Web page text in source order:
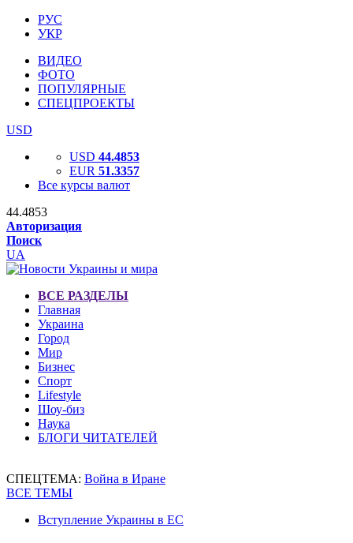
РУС
УКР
ВИДЕО
ФОТО
ПОПУЛЯРНЫЕ
СПЕЦПРОЕКТЫ
USD
USD 44.4853
EUR 51.3357
Все курсы валют
44.4853
Авторизация
Поиск
UA
ВСЕ РАЗДЕЛЫ
Главная
Украина
Город
Мир
Бизнес
Спорт
Lifestyle
Шоу-биз
Наука
БЛОГИ ЧИТАТЕЛЕЙ
СПЕЦТЕМА: Война в Иране
ВСЕ ТЕМЫ
Вступление Украины в ЕС